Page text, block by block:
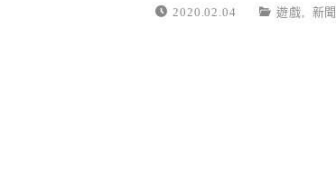
2020.02.04 遊戲 新聞